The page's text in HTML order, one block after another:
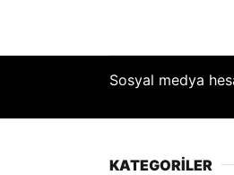
Sosyal medya
KATEGORİLER